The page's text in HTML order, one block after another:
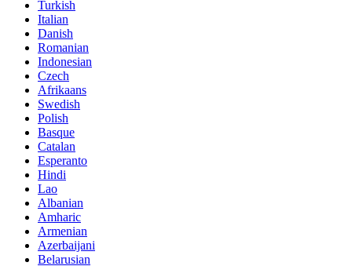
Turkish
Italian
Danish
Romanian
Indonesian
Czech
Afrikaans
Swedish
Polish
Basque
Catalan
Esperanto
Hindi
Lao
Albanian
Amharic
Armenian
Azerbaijani
Belarusian